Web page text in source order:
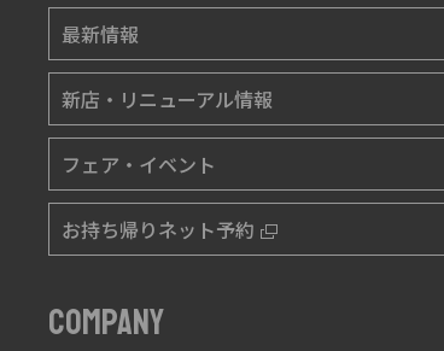
最新情報
新店・リニューアル情報
フェア・イベント
お持ち帰りネット予約
COMPANY